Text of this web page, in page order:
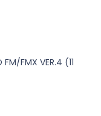
FM/FMX VER.4 (11